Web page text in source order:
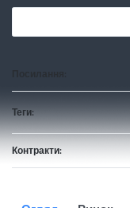
Теги:
Контракти: